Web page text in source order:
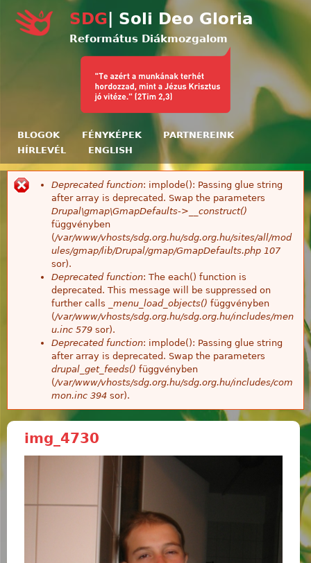
Ugrás a tartalomra
SDG | Soli Deo Gloria
Református Diákmozgalom
BLOGOK FÉNYKÉPEK
PARTNEREINK
HÍRLEVÉL
ENGLISH
Hibaüzenet
Deprecated function: implode(): Passing glue string
after array is deprecated. Swap the parameters
Drupal\gmap\GmapDefaults->__construct()
függvényben
(/var/www/vhosts/sdg.org.hu/sdg.org.hu/sites/all/mod
ules/gmap/lib/Drupal/gmap/GmapDefaults.php 107
sor).
Deprecated function: The each() function is
deprecated. This message will be suppressed on
further calls
_menu_load_objects() függvényben
(/var/www/vhosts/sdg.org.hu/sdg.org.hu/includes/men
u.inc 579 sor).
Deprecated function: implode(): Passing glue string
after array is deprecated. Swap the parameters
drupal_get_feeds() függvényben
(/var/www/vhosts/sdg.org.hu/sdg.org.hu/includes/com
mon.inc 394 sor).
img_4730